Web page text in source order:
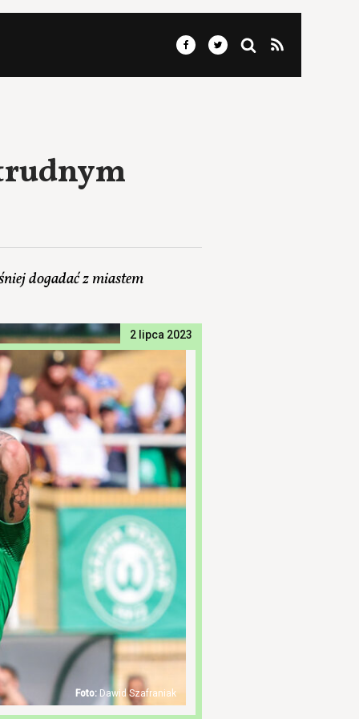
dogadać z miastem
2 lipca 2023
Dawid Szafraniak